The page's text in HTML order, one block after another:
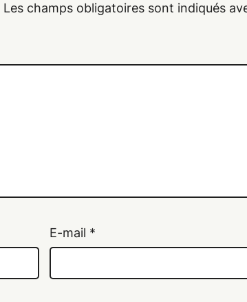
Les champs obligatoires sont indiqués
E-mail *